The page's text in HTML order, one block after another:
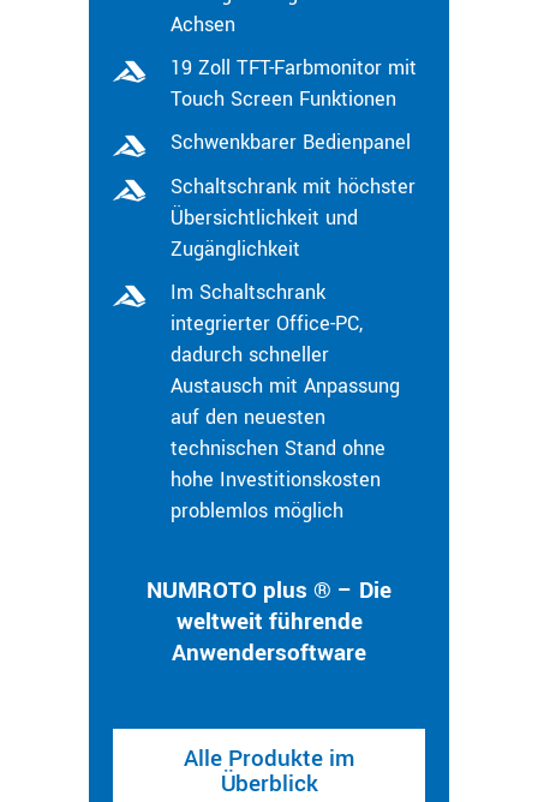
Achsen
19 Zoll TFT-Farbmonitor mit
Touch Screen Funktionen
Schwenkbarer Bedienpanel
Schaltschrank mit höchster
Übersichtlichkeit und
Zugänglichkeit
Im Schaltschrank
integrierter Office-PC,
dadurch schneller
Austausch mit Anpassung
auf den neuesten
technischen Stand ohne
hohe Investitionskosten
problemlos möglich
NUMROTO plus ® – Die
weltweit führende
Anwendersoftware
Alle Produkte im
Überblick